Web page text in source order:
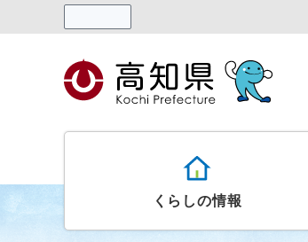
くらしの情報